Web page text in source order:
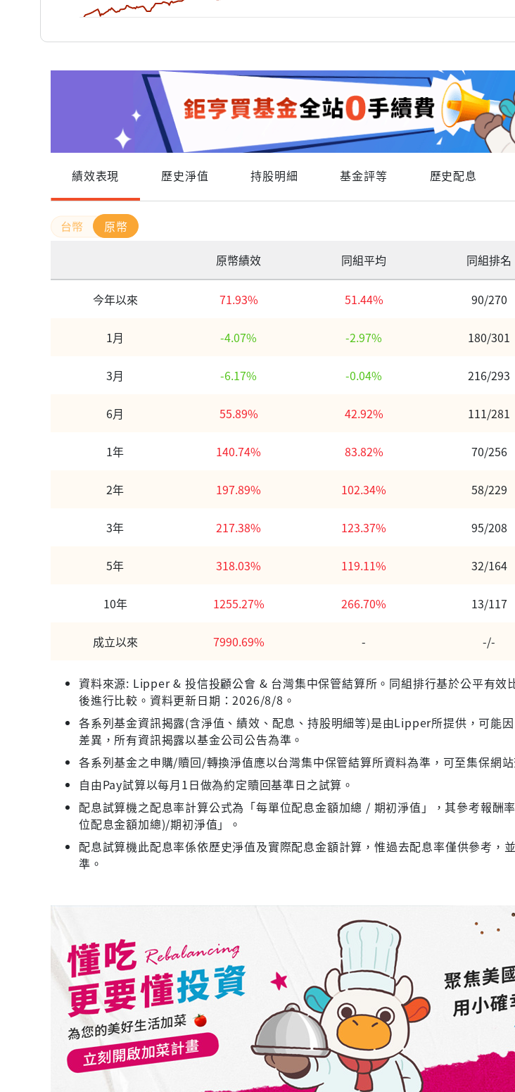
績效表現 歷史淨值 持股明細 基金評等 歷史配息
原幣
原幣績效
同組平均 同組排名
今年以來 71.93% 51.44% 90/270
1月 -4.07% -2.97% 180/301
3月 -6.17% -0.04% 216/293
6月 55.89% 42.92% 111/281
1年 140.74% 83.82% 70/256
2年 197.89% 102.34% 58/229
3年 217.38% 123.37% 95/208
5年 318.03% 119.11% 32/164
10年 1255.27% 266.70% 13/117
成立以來 7990.69% - -/-
資料來源: Lipper & 投信投顧公會 & 台灣集中保管結算所。同組排行基於公平有效
後進行比較。資料更新日期：2026/8/8。
各系列基金資訊揭露(含淨值、績效、配息、持股明細等)是由Lipper所提供，可能
差異，所有資訊揭露以基金公司公告為準。
各系列基金之申購/贖回/轉換淨值應以台灣集中保管結算所資料為準，可至集保網
自由Pay試算以每月1日做為約定贖回基準日之試算。
配息試算機之配息率計算公式為「每單位配息金額加總 / 期初淨值」，其參考報酬
位配息金額加總)/期初淨值」。
配息試算機此配息率係依歷史淨值及實際配息金額計算，惟過去配息率僅供參考，
準。